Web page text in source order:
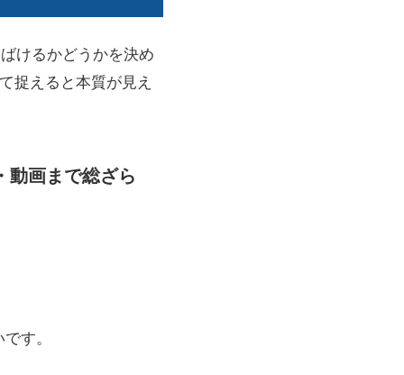
けるかどうかを決め
捉えると本質が見え
動画まで総ざら
す。